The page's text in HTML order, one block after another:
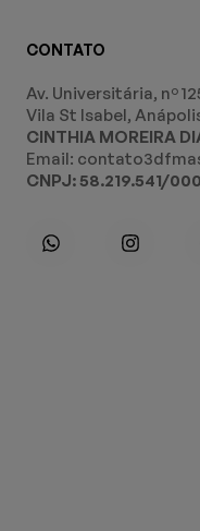
CONTATO
Av. Universitária, nº
Vila St Isabel,
CINTHIA MOREIRA
Email:
CNPJ: 58.219.541/